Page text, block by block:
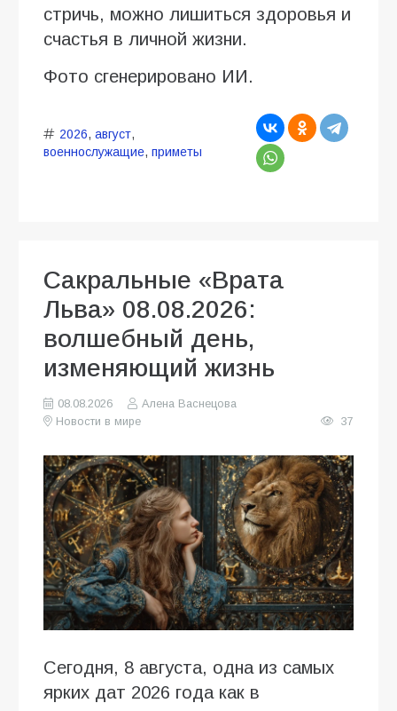
стричь, можно лишиться здоровья и
счастья в личной жизни.
Фото сгенерировано ИИ.
2026, август,
военнослужащие, приметы
Сакральные «Врата
Льва» 08.08.2026:
волшебный день,
изменяющий жизнь
08.08.2026
Алена Васнецова
Новости в мире
37
Сегодня, 8 августа, одна из самых
ярких дат 2026 года как в